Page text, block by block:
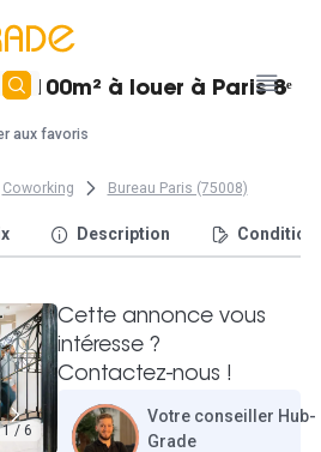
100m² à louer à Paris 8ᵉ
aux favoris
Coworking Bureau Paris (75008)
Description
1 / 6
Cette annonce vous
intéresse ?
Contactez-nous !
Votre conseiller Hub-
Grade